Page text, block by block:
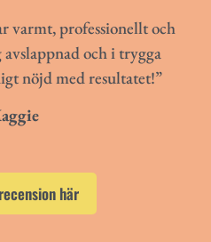
varmt, professionellt och
och i trygga
nöjd med resultatet!”
här